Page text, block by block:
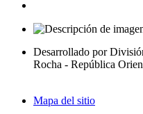
Desarrollado por
Rocha - República
Mapa del sitio